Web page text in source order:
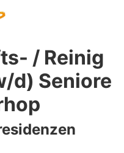
/ Reinig
d) Seniore